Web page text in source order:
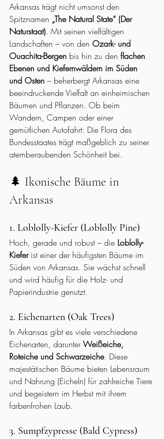
Arkansas trägt nicht umsonst den
Spitznamen „The Natural State“ (Der
Naturstaat). Mit seinen vielfältigen
Landschaften – von den Ozark- und
Ouachita-Bergen bis hin zu den flachen
Ebenen und Kiefernwäldern im Süden
und Osten – beherbergt Arkansas eine
beeindruckende Vielfalt an einheimischen
Bäumen und Pflanzen. Ob beim
Wandern, Campen oder einer
gemütlichen Autofahrt: Die Flora des
Bundesstaates trägt maßgeblich zu seiner
atemberaubenden Schönheit bei.
🌲 Ikonische Bäume in
Arkansas
1. Loblolly-Kiefer (Loblolly Pine)
Hoch, gerade und robust – die Loblolly-
Kiefer ist einer der häufigsten Bäume im
Süden von Arkansas. Sie wächst schnell
und wird häufig für die Holz- und
Papierindustrie genutzt.
2. Eichenarten (Oak Trees)
In Arkansas gibt es viele verschiedene
Eichenarten, darunter Weißeiche,
Roteiche und Schwarzeiche. Diese
majestätischen Bäume bieten Lebensraum
und Nahrung (Eicheln) für zahlreiche Tiere
und begeistern im Herbst mit ihrem
farbenfrohen Laub.
3. Sumpfzypresse (Bald Cypress)